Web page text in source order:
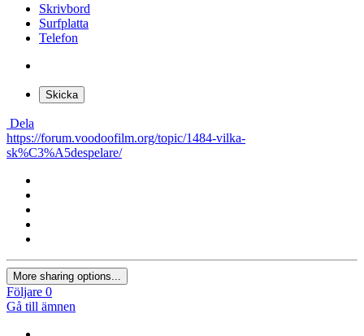
Skrivbord
Surfplatta
Telefon
Skicka
Dela
https://forum.voodoofilm.org/topic/1484-vilka-
sk%C3%A5despelare/
More sharing options...
Följare 0
Gå till ämnen